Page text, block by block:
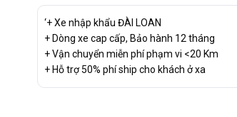
‘+ Xe nhập khẩu ĐÀI LOAN
+ Dòng xe cap cấp, Bảo hành 12 tháng
+ Vận chuyển miễn phí phạm vi <20 Km
+ Hỗ trợ 50% phí ship cho khách ở xa